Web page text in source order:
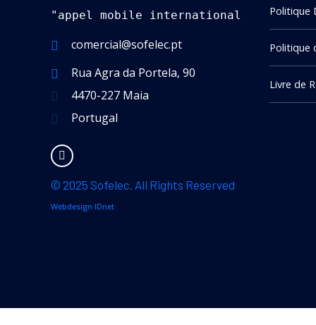
"appel mobile international"
comercial@sofelec.pt
Rua Agra da Portela, 90
4470-227 Maia
Portugal
© 2025 Sofelec. All Rights Reserved
Webdesign IDnet
Politique
Politique
Livre de